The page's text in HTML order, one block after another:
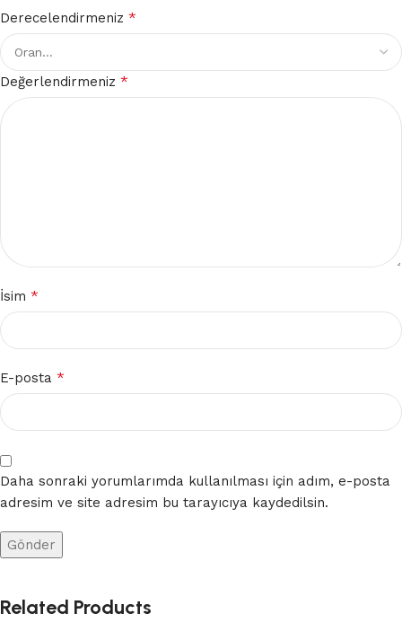
Derecelendirmeniz *
Değerlendirmeniz *
İsim *
E-posta *
Daha sonraki yorumlarımda kullanılması için adım, e-posta
adresim ve site adresim bu tarayıcıya kaydedilsin.
Related Products